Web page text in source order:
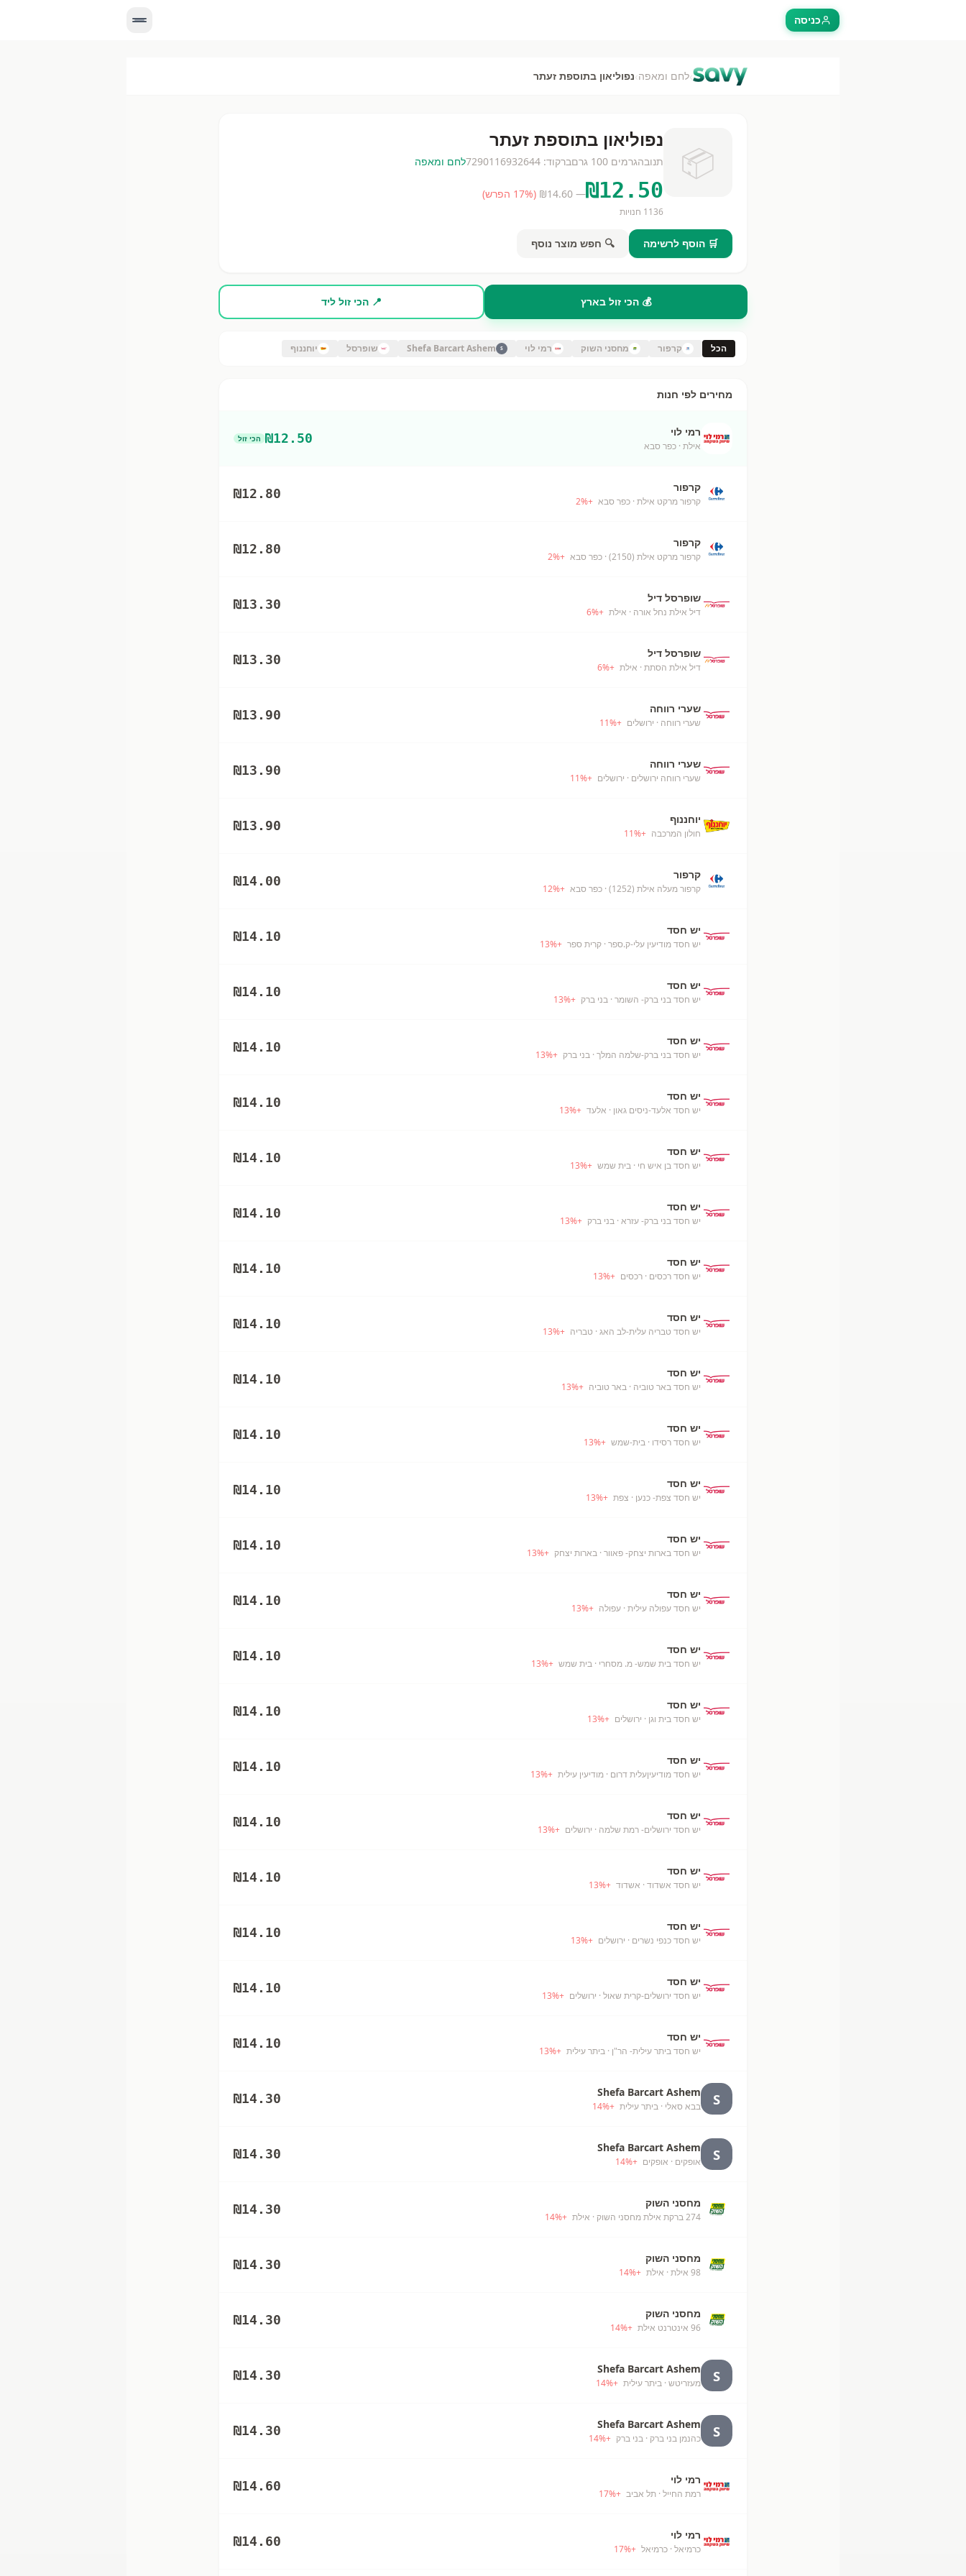
כניסה
›לחם ומאפה›נפוליאון בתוספת זעתר
📦
נפוליאון בתוספת זעתר
תנובהגרמים 100 גרם ברקוד: 7290116932644לחם ומאפה
₪12.50
— ₪
14.60
(
17% הפרש)
1136 חנויות
🛒 הוסף לרשימה 🔍 חפש מוצר נוסף
💰 הכי זול בארץ 📍 הכי זול ליד
הכל קרפור מחסני השוק רמי לוי S
Shefa Barcart Ashem שופרסל יוחננוף
מחירים לפי חנות
רמי לוי
אילת · כפר סבא
₪12.50 הכי זול
קרפור
קרפור מרקט אילת · כפר סבא +
2%
₪12.80
קרפור
קרפור מרקט אילת (2150) · כפר סבא +
2%
₪12.80
שופרסל דיל
דיל אילת נחל אורה · אילת +
6%
₪13.30
שופרסל דיל
דיל אילת הסתת · אילת +
6%
₪13.30
שערי רווחה
שערי רווחה · ירושלים +
11%
₪13.90
שערי רווחה
שערי רווחה ירושלים · ירושלים +
11%
₪13.90
יוחננוף
חולון המרכבה +
11%
₪13.90
קרפור
קרפור מעלה אילת (1252) · כפר סבא +
12%
₪14.00
יש חסד
יש חסד מודיעין עלי-ק.ספר · קרית ספר +
13%
₪14.10
יש חסד
יש חסד בני ברק- השומר · בני ברק +
13%
₪14.10
יש חסד
יש חסד בני ברק-שלמה המלך · בני ברק +
13%
₪14.10
יש חסד
יש חסד אלעד-ניסים גאון · אלעד +
13%
₪14.10
יש חסד
יש חסד בן איש חי · בית שמש +
13%
₪14.10
יש חסד
יש חסד בני ברק- עזרא · בני ברק +
13%
₪14.10
יש חסד
יש חסד רכסים · רכסים +
13%
₪14.10
יש חסד
יש חסד טבריה עלית-לב האג · טבריה +
13%
₪14.10
יש חסד
יש חסד באר טוביה · באר טוביה +
13%
₪14.10
יש חסד
יש חסד רסידו · בית-שמש +
13%
₪14.10
יש חסד
יש חסד צפת- כנען · צפת +
13%
₪14.10
יש חסד
יש חסד בארות יצחק- פאוור · בארות יצחק +
13%
₪14.10
יש חסד
יש חסד עפולה עילית · עפולה +
13%
₪14.10
יש חסד
יש חסד בית שמש- מ. מסחרי · בית שמש +
13%
₪14.10
יש חסד
יש חסד בית וגן · ירושלים +
13%
₪14.10
יש חסד
יש חסד מודיעיןעלית דרום · מודיעין עילית +
13%
₪14.10
יש חסד
יש חסד ירושלים- רמת שלמה · ירושלים +
13%
₪14.10
יש חסד
יש חסד אשדוד · אשדוד +
13%
₪14.10
יש חסד
יש חסד כנפי נשרים · ירושלים +
13%
₪14.10
יש חסד
יש חסד ירושלים-קרית שאול · ירושלים +
13%
₪14.10
יש חסד
יש חסד ביתר עילית- הר"ן · ביתר עילית +
13%
₪14.10
S
Shefa Barcart Ashem
בבא סאלי · ביתר עילית +
14%
₪14.30
S
Shefa Barcart Ashem
אופקים · אופקים +
14%
₪14.30
מחסני השוק
274 ברקת אילת מחסני השוק · אילת +
14%
₪14.30
מחסני השוק
98 אילת · אילת +
14%
₪14.30
מחסני השוק
96 אינטרנט אילת +
14%
₪14.30
S
Shefa Barcart Ashem
מעזריטש · ביתר עילית +
14%
₪14.30
S
Shefa Barcart Ashem
כהנמן בני ברק · בני ברק +
14%
₪14.30
רמי לוי
רמת החייל · תל אביב +
17%
₪14.60
רמי לוי
כרמיאל · כרמיאל +
17%
₪14.60